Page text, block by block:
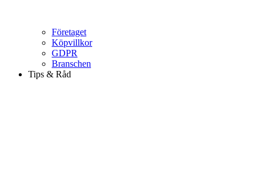
Företaget
Köpvillkor
GDPR
Branschen
Tips & Råd